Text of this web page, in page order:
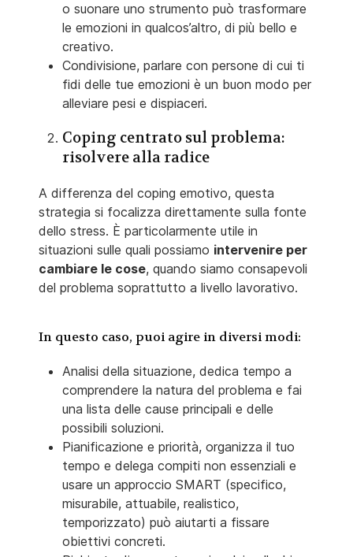
o suonare uno strumento può trasformare
le emozioni in qualcos’altro, di più bello e
creativo.
Condivisione, parlare con persone di cui ti
fidi delle tue emozioni è un buon modo per
alleviare pesi e dispiaceri.
Coping centrato sul problema:
risolvere alla radice
A differenza del coping emotivo, questa
strategia si focalizza direttamente sulla fonte
dello stress. È particolarmente utile in
situazioni sulle quali possiamo intervenire per
cambiare le cose, quando siamo consapevoli
del problema soprattutto a livello lavorativo.
In questo caso, puoi agire in diversi modi:
Analisi della situazione, dedica tempo a
comprendere la natura del problema e fai
una lista delle cause principali e delle
possibili soluzioni.
Pianificazione e priorità, organizza il tuo
tempo e delega compiti non essenziali e
usare un approccio SMART (specifico,
misurabile, attuabile, realistico,
temporizzato) può aiutarti a fissare
obiettivi concreti.